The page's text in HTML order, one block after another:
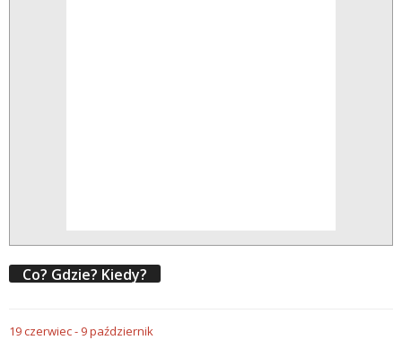
Co? Gdzie? Kiedy?
19czerwiec- 9październik